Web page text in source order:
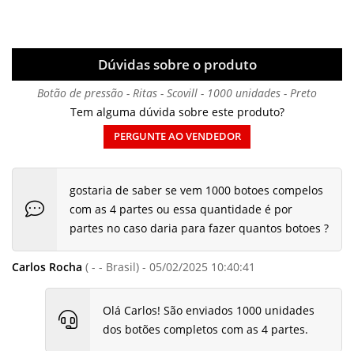
Dúvidas sobre o produto
Botão de pressão - Ritas - Scovill - 1000 unidades - Preto
Tem alguma dúvida sobre este produto?
PERGUNTE AO VENDEDOR
gostaria de saber se vem 1000 botoes compelos
com as 4 partes ou essa quantidade é por
partes no caso daria para fazer quantos botoes ?
Carlos Rocha ( - - Brasil) - 05/02/2025 10:40:41
Olá Carlos! São enviados 1000 unidades
dos botões completos com as 4 partes.